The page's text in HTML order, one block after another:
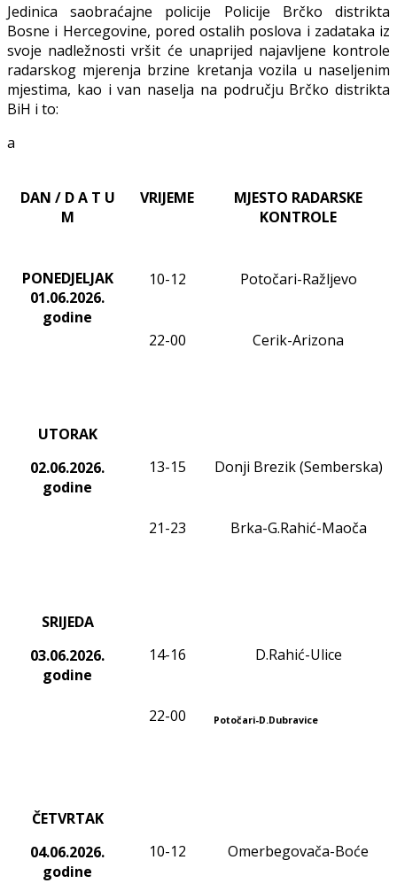
Jedinica saobraćajne policije Policije Brčko distrikta
Bosne i Hercegovine, pored ostalih poslova i zadataka iz
svoje nadležnosti vršit će unaprijed najavljene kontrole
radarskog mjerenja brzine kretanja vozila u naseljenim
mjestima, kao i van naselja na području Brčko distrikta
BiH i to:
a
DAN / D A T U
M
VRIJEME
MJESTO RADARSKE
KONTROLE
PONEDJELJAK
01.06.2026.
godine
10-12 Potočari-Ražljevo
22-00 Cerik-Arizona
UTORAK
02.06.2026.
godine
13-15 Donji Brezik (Semberska)
21-23 Brka-G.Rahić-Maoča
SRIJEDA
03.06.2026.
godine
14-16 D.Rahić-Ulice
22-00 Potočari-D.Dubravice
ČETVRTAK
04.06.2026.
godine
10-12 Omerbegovača-Boće